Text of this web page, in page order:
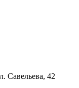
Савельева, 42